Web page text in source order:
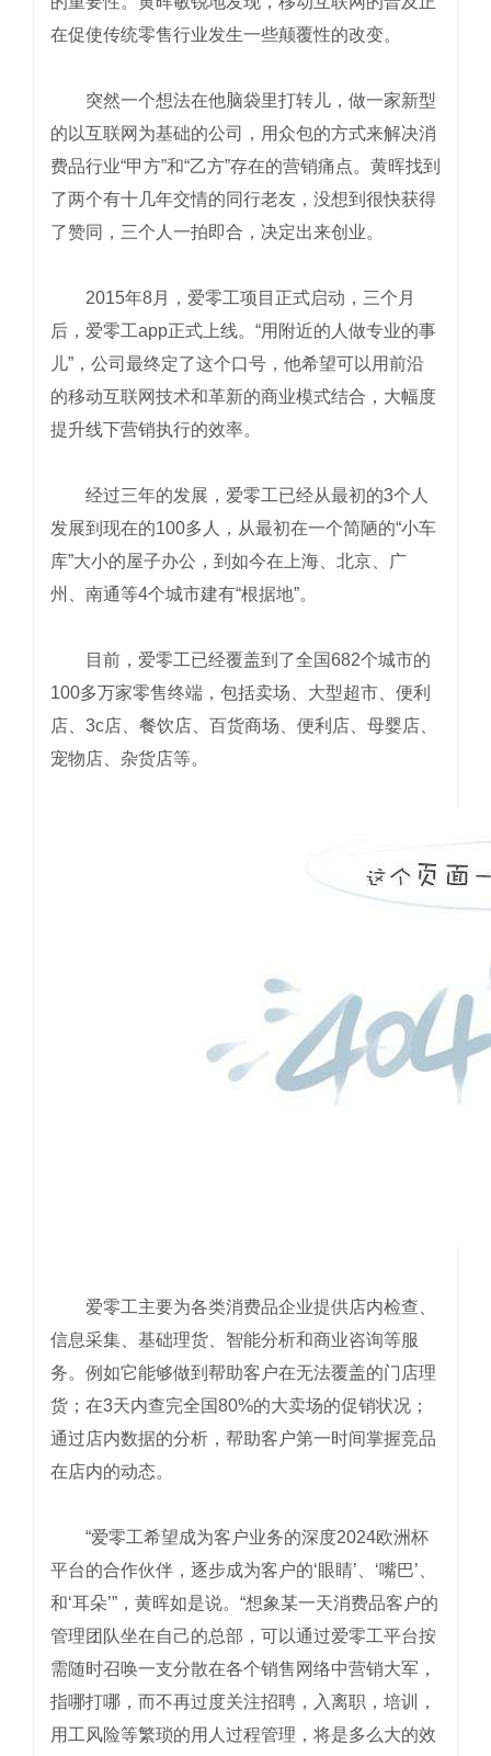
在促使传统零售行业发生一些颠覆性的改变。
突然一个想法在他脑袋里打转儿，做一家新型
的以互联网为基础的公司，用众包的方式来解决消
费品行业“甲方”和“乙方”存在的营销痛点。黄晖找到
了两个有十几年交情的同行老友，没想到很快获得
了赞同，三个人一拍即合，决定出来创业。
2015年8月，爱零工项目正式启动，三个月
后，爱零工app正式上线。“用附近的人做专业的事
儿”，公司最终定了这个口号，他希望可以用前沿
的移动互联网技术和革新的商业模式结合，大幅度
提升线下营销执行的效率。
经过三年的发展，爱零工已经从最初的3个人
发展到现在的100多人，从最初在一个简陋的“小车
库”大小的屋子办公，到如今在上海、北京、广
州、南通等4个城市建有“根据地”。
目前，爱零工已经覆盖到了全国682个城市的
100多万家零售终端，包括卖场、大型超市、便利
店、3c店、餐饮店、百货商场、便利店、母婴店、
宠物店、杂货店等。
爱零工主要为各类消费品企业提供店内检查、
信息采集、基础理货、智能分析和商业咨询等服
务。例如它能够做到帮助客户在无法覆盖的门店理
货；在3天内查完全国80%的大卖场的促销状况；
通过店内数据的分析，帮助客户第一时间掌握竞品
在店内的动态。
“爱零工希望成为客户业务的深度2024欧洲杯
平台的合作伙伴，逐步成为客户的‘眼睛’、‘嘴巴’、
和‘耳朵’”，黄晖如是说。“想象某一天消费品客户的
管理团队坐在自己的总部，可以通过爱零工平台按
需随时召唤一支分散在各个销售网络中营销大军，
指哪打哪，而不再过度关注招聘，入离职，培训，
用工风险等繁琐的用人过程管理，将是多么大的效